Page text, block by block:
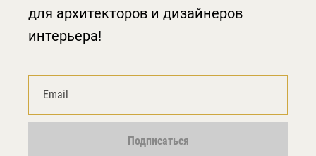
для архитекторов и дизайнеров
интерьера!
Подписаться